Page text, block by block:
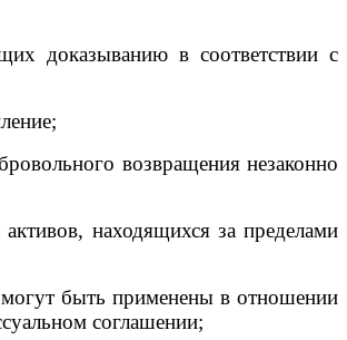
доказыванию в соответствии с
возвращения незаконно
находящихся за пределами
могут быть применены в отношении
соглашении;